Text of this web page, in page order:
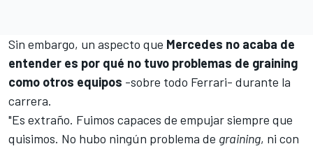
Sin embargo, un aspecto que Mercedes no acaba de
entender es por qué no tuvo problemas de graining
como otros equipos -sobre todo Ferrari- durante la
carrera.
"Es extraño. Fuimos capaces de empujar siempre que
quisimos. No hubo ningún problema de graining, ni con